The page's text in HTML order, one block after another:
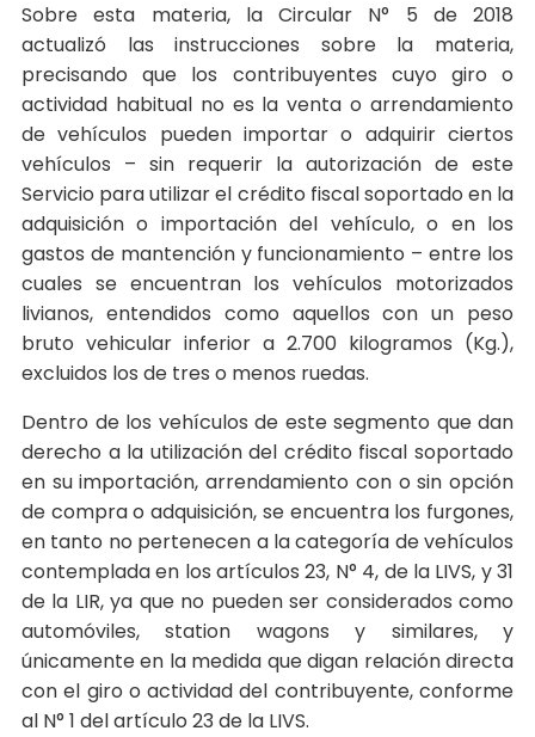
Sobre esta materia, la Circular N° 5 de 2018
actualizó las instrucciones sobre la materia,
precisando que los contribuyentes cuyo giro o
actividad habitual no es la venta o arrendamiento
de vehículos pueden importar o adquirir ciertos
vehículos – sin requerir la autorización de este
Servicio para utilizar el crédito fiscal soportado en la
adquisición o importación del vehículo, o en los
gastos de mantención y funcionamiento – entre los
cuales se encuentran los vehículos motorizados
livianos, entendidos como aquellos con un peso
bruto vehicular inferior a 2.700 kilogramos (Kg.),
excluidos los de tres o menos ruedas.
Dentro de los vehículos de este segmento que dan
derecho a la utilización del crédito fiscal soportado
en su importación, arrendamiento con o sin opción
de compra o adquisición, se encuentra los furgones,
en tanto no pertenecen a la categoría de vehículos
contemplada en los artículos 23, N° 4, de la LIVS, y 31
de la LIR, ya que no pueden ser considerados como
automóviles, station wagons y similares, y
únicamente en la medida que digan relación directa
con el giro o actividad del contribuyente, conforme
al N° 1 del artículo 23 de la LIVS.